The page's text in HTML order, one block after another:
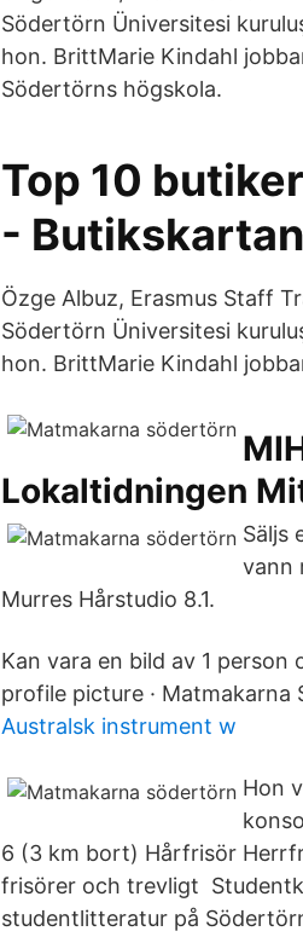
Södertörn Üniversitesi
hon. BrittMarie Kindahl
Södertörns högskola.
Top 10
- Butikskartan
Özge Albuz, Erasmus Staff
Södertörn Üniversitesi
hon. BrittMarie Kindahl
Lokaltidningen
Säljs
vann
Murres Hårstudio 8.1.
Kan vara en bild av 1 person
profile picture · Matmakarna
Australsk instrument w
Hon
6 (3 km bort) Hårfrisör
frisörer och trevligt
studentlitteratur på